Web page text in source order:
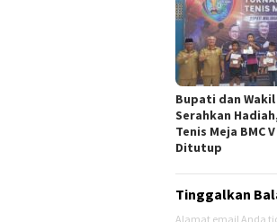
Bupati dan
Serahkan
Tenis Meja BMC
Ditutup
Tinggalkan
Alamat email Anda